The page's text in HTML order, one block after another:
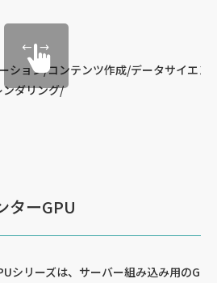
ション/コンテンツ作成/データサイエ
ダリング/
ターGPU
シリーズは、サーバー組み込み用の